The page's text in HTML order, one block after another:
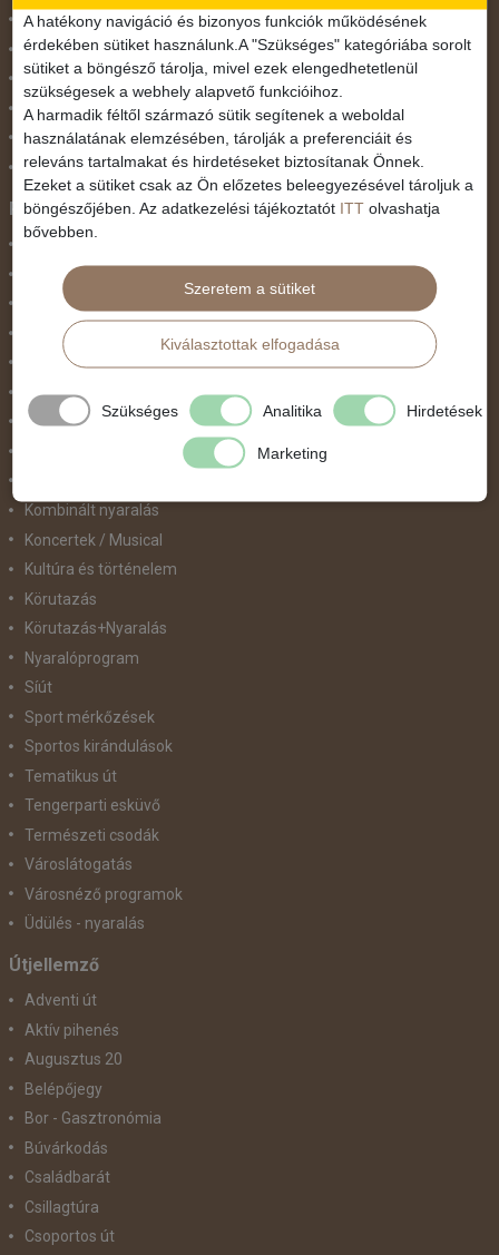
November 1.
Október 23.
Pünkösdi utazás
Szilveszter
Tavaszi szünet
Valentin nap
Programtípus
Belépőjegy
Egyéni út
Egzotikus út
Fesztiválok
Golfút
Gyalogtúra
Kombinált nyaralás
Koncertek / Musical
Kultúra és történelem
Körutazás
Körutazás+Nyaralás
Nyaralóprogram
Síút
Sport mérkőzések
Sportos kirándulások
Tematikus út
Tengerparti esküvő
Természeti csodák
Városlátogatás
Városnéző programok
Üdülés - nyaralás
Útjellemző
Adventi út
Aktív pihenés
Augusztus 20
Belépőjegy
Bor - Gasztronómia
Búvárkodás
Családbarát
Csillagtúra
Csoportos út
A hatékony navigáció és bizonyos funkciók működésének
érdekében sütiket használunk.A "Szükséges" kategóriába sorolt
sütiket a böngésző tárolja, mivel ezek elengedhetetlenül
szükségesek a webhely alapvető funkcióihoz.
A harmadik féltől származó sütik segítenek a weboldal
használatának elemzésében, tárolják a preferenciáit és
releváns tartalmakat és hirdetéseket biztosítanak Önnek.
Ezeket a sütiket csak az Ön előzetes beleegyezésével tároljuk a
böngészőjében. Az adatkezelési tájékoztatót ITT olvashatja
bővebben.
Szeretem a sütiket
Kiválasztottak elfogadása
Szükséges Analitika Hirdetések
Marketing